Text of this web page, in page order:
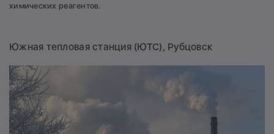
химических реагентов.
Южная тепловая станция (ЮТС), Рубцовск